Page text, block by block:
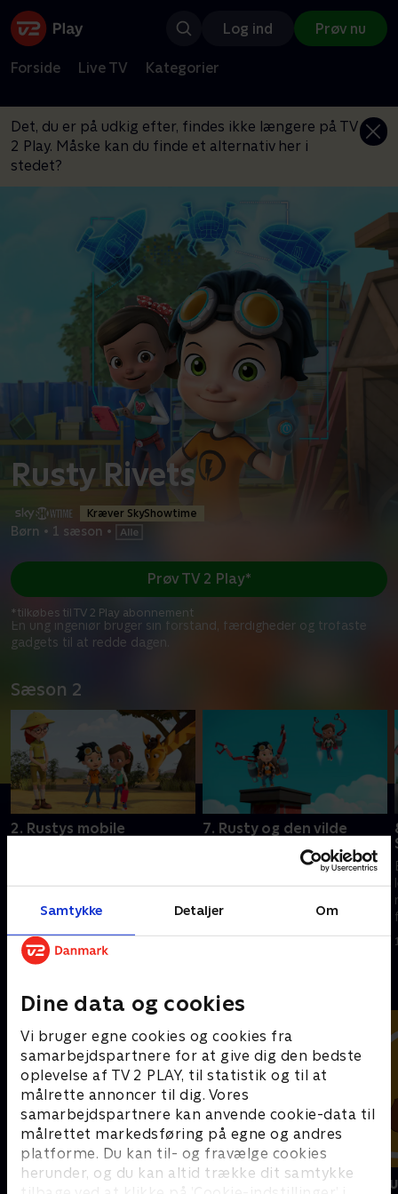
Samtykke Detaljer Om
Dine data og cookies
Vi bruger egne cookies og cookies fra
samarbejdspartnere for at give dig den bedste
oplevelse af TV 2 PLAY, til statistik og til at
målrette annoncer til dig. Vores
samarbejdspartnere kan anvende cookie-data til
målrettet markedsføring på egne og andres
platforme. Du kan til- og fravælge cookies
herunder, og du kan altid trække dit samtykke
Log ind Prøv nu
Forside Live TV Kategorier
Det, du er på udkig efter, findes ikke længere på TV
2 Play. Måske kan du finde et alternativ her i
stedet?
Rusty Rivets
Kræver SkyShowtime
Børn • 1 sæson •
En ung ingeniør bruger sin forstand, færdigheder og trofaste
gadgets til at redde dagen.
Prøv TV 2 Play*
*tilkøbes til TV 2 Play abonnement
Sæson 2
2. Rustys mobile
leder et team af
finder de på de fedeste og
mest geniale gadgets til at
opfinde sig ud af svære
situationer.
1. januar 2023 • 22 min
7. Rusty og den vilde
En ingeniør ved navn Rusty
leder et team af
finder de på de fedeste og
mest geniale gadgets til at
Vicke Viking Miniteve: